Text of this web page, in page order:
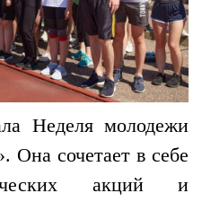
Неделя молодежи
Она сочетает в себе
акций и